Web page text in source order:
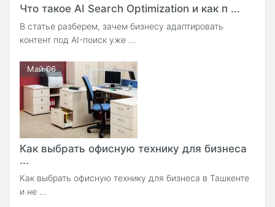
Что такое AI Search Optimization и как п ...
В статье разберем, зачем бизнесу адаптировать
контент под AI-поиск уже ...
Май 06
Как выбрать офисную технику для бизнеса
...
Как выбрать офисную технику для бизнеса в Ташкенте
и не ...